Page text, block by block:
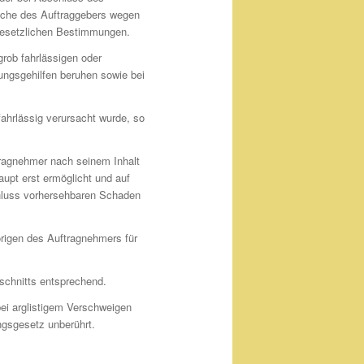
des Auftraggebers wegen
Bestimmungen.
fahrlässigen oder
beruhen sowie bei
verursacht wurde, so
nach seinem Inhalt
erst ermöglicht und auf
vorhersehbaren Schaden
des Auftragnehmers für
entsprechend.
arglistigem Verschweigen
unberührt.